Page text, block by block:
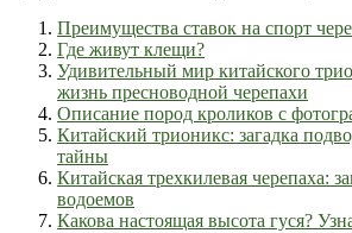
Преимущества ставок на спорт
Где живут клещи?
Удивительный мир китайского
жизнь пресноводной черепахи
Описание пород кроликов с
Китайский трионикс: загадка
тайны
Китайская трехкилевая черепаха:
водоемов
Какова настоящая высота гуся?